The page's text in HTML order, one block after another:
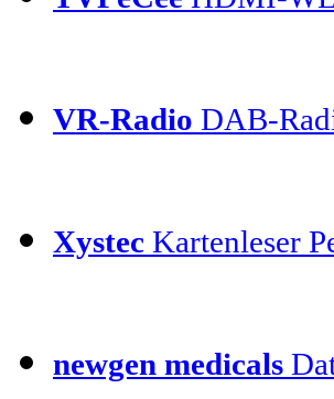
VR-Radio DAB-
Xystec Kartenleser
newgen medicals